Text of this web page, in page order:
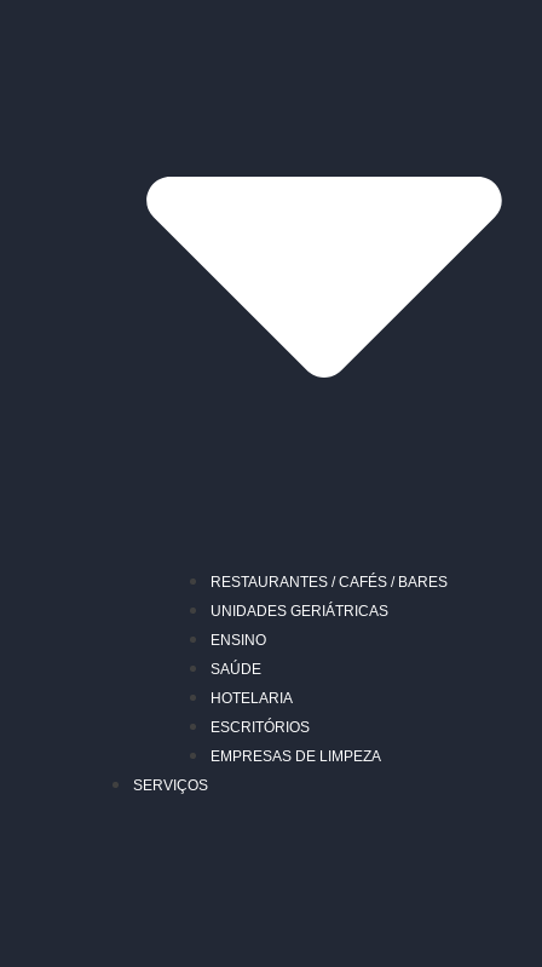
RESTAURANTES / CAFÉS / BARES
UNIDADES GERIÁTRICAS
ENSINO
SAÚDE
HOTELARIA
ESCRITÓRIOS
EMPRESAS DE LIMPEZA
SERVIÇOS